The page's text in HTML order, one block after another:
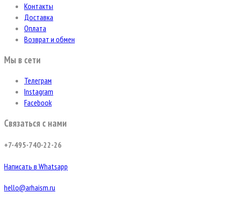
Контакты
Доставка
Оплата
Возврат и обмен
Мы в сети
Телеграм
Instagram
Facebook
Связаться с нами
+7-495-740-22-26
Написать в Whatsapp
hello@arhaism.ru